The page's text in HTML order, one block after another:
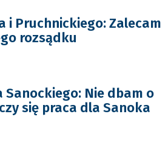
i Pruchnickiego: Zalecam
rozsądku
Nie dbam o
się praca dla Sanoka